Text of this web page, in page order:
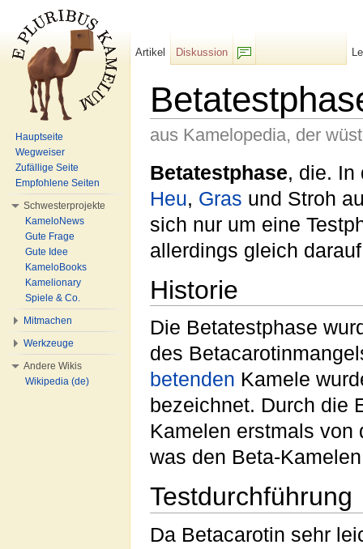
aus Kamelopedia, der
Betatestphase, die. In
Heu, Gras und Stroh
sich nur um eine
allerdings gleich
Historie
Die Betatestphase
des
betenden Kamele
bezeichnet. Durch die
Kamelen erstmals von
was den Beta-
Testdurchführung
Da Betacarotin sehr
Artikel
Diskussion
Hauptseite
Wegweiser
Zufällige Seite
Empfohlene Seiten
Schwesterprojekte
KameloNews
Gute Frage
Gute Idee
KameloBooks
Kamelionary
Spiele & Co.
Mitmachen
Werkzeuge
Andere Wikis
Wikipedia (de)